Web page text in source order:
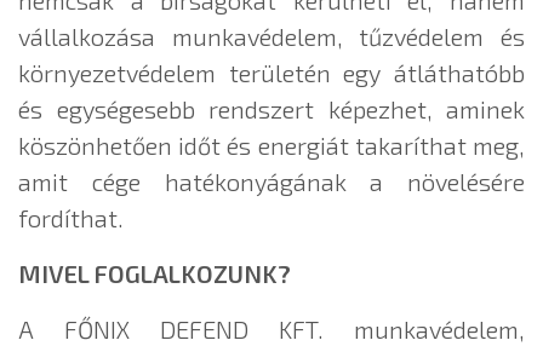
vállalkozása munkavédelem, tűzvédelem és
környezetvédelem területén egy átláthatóbb
és egységesebb rendszert képezhet, aminek
köszönhetően időt és energiát takaríthat meg,
amit cége hatékonyágának a növelésére
fordíthat.
MIVEL FOGLALKOZUNK?
A FŐNIX DEFEND KFT. munkavédelem,